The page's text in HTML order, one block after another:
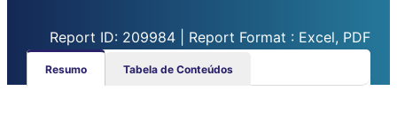
Report ID: 209984 | Report Format : Excel, PDF
Resumo Tabela de Conteúdos